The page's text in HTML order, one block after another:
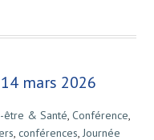
mars 2026
être & Santé, Conférence,
, conférences, Journée